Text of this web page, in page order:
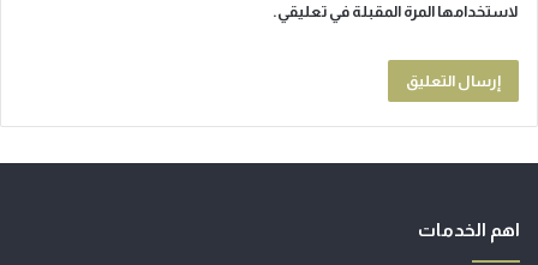
لاستخدامها المرة المقبلة في تعليقي.
اهم الخدمات